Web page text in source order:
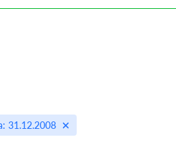
31.12.2008